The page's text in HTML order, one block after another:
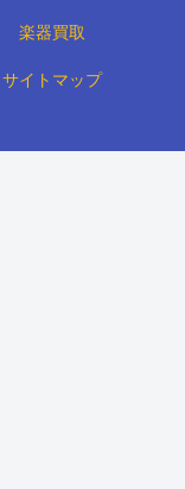
楽器買取
サイトマップ